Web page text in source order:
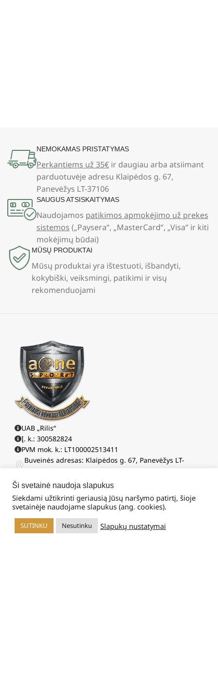
NEMOKAMAS PRISTATYMAS
Perkantiems už 35€ ir daugiau arba atsiimant
parduotuvėje adresu Klaipėdos g. 67,
Panevėžys LT-37106
SAUGUS ATSISKAITYMAS
Naudojamos patikimos apmokėjimo už prekes
sistemos („Paysera“, „MasterCard“, „Visa“ ir kiti
mokėjimų būdai)
MŪSŲ PRODUKTAI
Mūsų produktai yra ištestuoti, išbandyti,
kokybiški, veiksmingi, patikimi ir visų
rekomenduojami
UAB „Rilis“
Į. k.: 300582824
PVM mok. k.: LT100002513411
Buveinės adresas: Klaipėdos g. 67, Panevėžys LT-
Tel.: +370 612 98228
El. paštas: info@aonesport.lt
Valstybinės maisto ir veterinarijos tarnybos suteiktas
maisto tvarkymo subjekto numeris: Nr. 313
Ši svetainė naudoja slapukus
Siekdami užtikrinti geriausią Jūsų naršymo patirtį, šioje
svetainėje naudojame slapukus (ang. cookies).
SUTINKU Nesutinku Slapukų nustatymai